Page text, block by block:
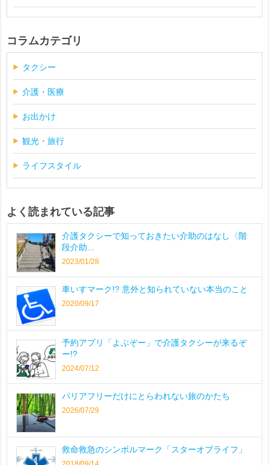
コラムカテゴリ
タクシー
介護・医療
お出かけ
観光・旅行
ライフスタイル
よく読まれている記事
介護タクシーで知っておきたい介助のはなし〈階
段介助...
2023/01/28
車いすマーク!? 意外と知られていない本当のこと
2020/09/17
予約アプリ「よぶぞー」で介護タクシーが来るぞ
ー!?
2024/07/12
バリアフリーだけにとらわれない旅のかたち
2026/07/29
救命救急のシンボルマーク「スターオブライフ」